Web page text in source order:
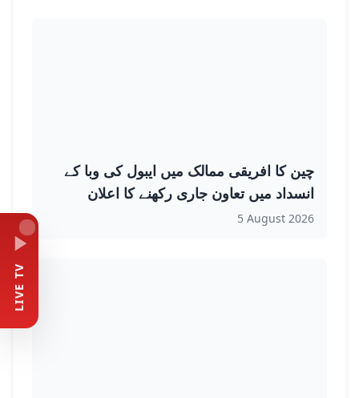
LIVE TV
چین کا افریقی ممالک میں ایبول کی وبا کے
انسداد میں تعاون جاری رکھنے کا اعلان
5 August 2026